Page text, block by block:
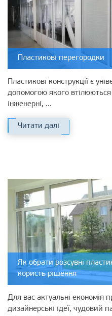
Пластикові перегородки
Пластикові конструкції є
допомогою якого втілюються
інженерні, ...
Читати далі
Як обрати розсувні
користь рішення
Для вас актуальні економія
дизайнерські ідеї, чудовий